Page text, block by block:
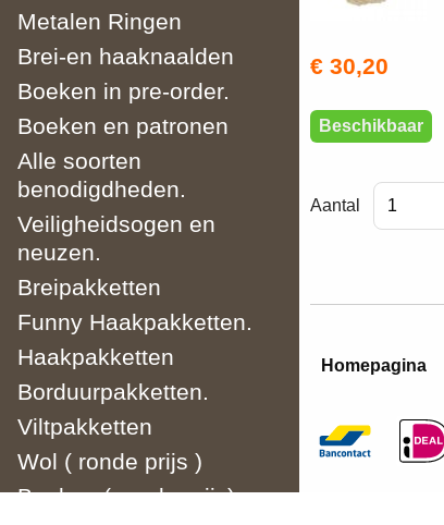
Metalen Ringen
Brei-en haaknaalden
Boeken in pre-order.
Boeken en patronen
Alle soorten
benodigdheden.
Veiligheidsogen en
neuzen.
Breipakketten
Funny Haakpakketten.
Haakpakketten
Borduurpakketten.
Viltpakketten
Wol ( ronde prijs )
Boeken ( ronde prijs)
€ 30,20
Beschikbaar
Aantal
Homepagina